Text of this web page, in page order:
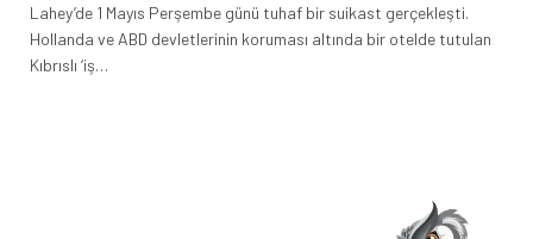
Lahey’de 1 Mayıs Perşembe günü tuhaf bir suikast gerçekleşti.
Hollanda ve ABD devletlerinin koruması altında bir otelde tutulan
Kıbrıslı ‘iş…